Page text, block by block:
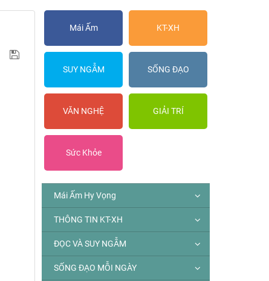
Mái Ấm KT-XH
SUY NGẪM SỐNG ĐẠO
VĂN NGHỆ GIẢI TRÍ
Sức Khỏe
Mái Ấm Hy Vọng
THÔNG TIN KT-XH
ĐỌC VÀ SUY NGẪM
SỐNG ĐẠO MỖI NGÀY